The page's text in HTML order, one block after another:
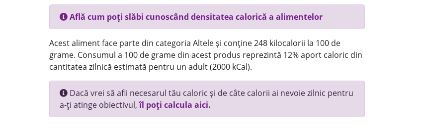
Află cum poți slăbi cunoscând densitatea calorică a alimentelor
Acest aliment face parte din categoria Altele și conține 248 kilocalorii la 100 de
grame. Consumul a 100 de grame din acest produs reprezintă 12% aport caloric din
cantitatea zilnică estimată pentru un adult (2000 kCal).
Dacă vrei să afli necesarul tău caloric și de câte calorii ai nevoie zilnic pentru
a-ți atinge obiectivul,îl poți calcula aici.